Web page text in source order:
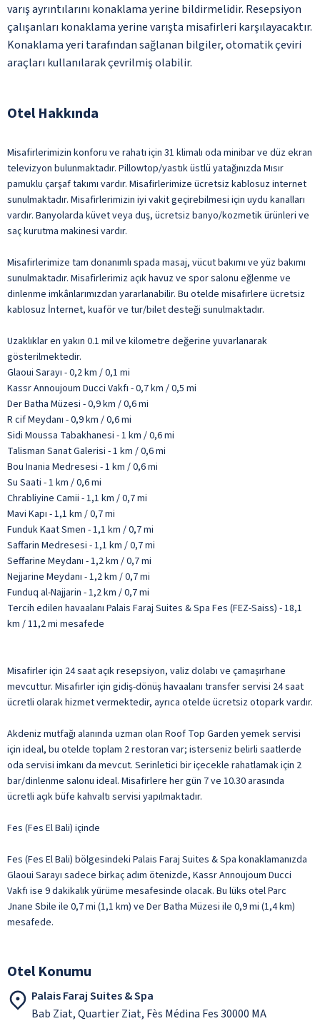
varış ayrıntılarını konaklama yerine bildirmelidir. Resepsiyon
çalışanları konaklama yerine varışta misafirleri karşılayacaktır.
Konaklama yeri tarafından sağlanan bilgiler, otomatik çeviri
araçları kullanılarak çevrilmiş olabilir.
Otel Hakkında
Misafirlerimizin konforu ve rahatı için 31 klimalı oda minibar ve düz ekran
televizyon bulunmaktadır. Pillowtop/yastık üstlü yatağınızda Mısır
pamuklu çarşaf takımı vardır. Misafirlerimize ücretsiz kablosuz internet
sunulmaktadır. Misafirlerimizin iyi vakit geçirebilmesi için uydu kanalları
vardır. Banyolarda küvet veya duş, ücretsiz banyo/kozmetik ürünleri ve
saç kurutma makinesi vardır.
Misafirlerimize tam donanımlı spada masaj, vücut bakımı ve yüz bakımı
sunulmaktadır. Misafirlerimiz açık havuz ve spor salonu eğlenme ve
dinlenme imkânlarımızdan yararlanabilir. Bu otelde misafirlere ücretsiz
kablosuz İnternet, kuaför ve tur/bilet desteği sunulmaktadır.
Uzaklıklar en yakın 0.1 mil ve kilometre değerine yuvarlanarak
gösterilmektedir.
Glaoui Sarayı - 0,2 km / 0,1 mi
Kassr Annoujoum Ducci Vakfı - 0,7 km / 0,5 mi
Der Batha Müzesi - 0,9 km / 0,6 mi
R cif Meydanı - 0,9 km / 0,6 mi
Sidi Moussa Tabakhanesi - 1 km / 0,6 mi
Talisman Sanat Galerisi - 1 km / 0,6 mi
Bou Inania Medresesi - 1 km / 0,6 mi
Su Saati - 1 km / 0,6 mi
Chrabliyine Camii - 1,1 km / 0,7 mi
Mavi Kapı - 1,1 km / 0,7 mi
Funduk Kaat Smen - 1,1 km / 0,7 mi
Saffarin Medresesi - 1,1 km / 0,7 mi
Seffarine Meydanı - 1,2 km / 0,7 mi
Nejjarine Meydanı - 1,2 km / 0,7 mi
Funduq al-Najjarin - 1,2 km / 0,7 mi
Tercih edilen havaalanı Palais Faraj Suites & Spa Fes (FEZ-Saiss) - 18,1
km / 11,2 mi mesafede
Misafirler için 24 saat açık resepsiyon, valiz dolabı ve çamaşırhane
mevcuttur. Misafirler için gidiş-dönüş havaalanı transfer servisi 24 saat
ücretli olarak hizmet vermektedir, ayrıca otelde ücretsiz otopark vardır.
Akdeniz mutfağı alanında uzman olan Roof Top Garden yemek servisi
için ideal, bu otelde toplam 2 restoran var; isterseniz belirli saatlerde
oda servisi imkanı da mevcut. Serinletici bir içecekle rahatlamak için 2
bar/dinlenme salonu ideal. Misafirlere her gün 7 ve 10.30 arasında
ücretli açık büfe kahvaltı servisi yapılmaktadır.
Fes (Fes El Bali) içinde
Fes (Fes El Bali) bölgesindeki Palais Faraj Suites & Spa konaklamanızda
Glaoui Sarayı sadece birkaç adım ötenizde, Kassr Annoujoum Ducci
Vakfı ise 9 dakikalık yürüme mesafesinde olacak. Bu lüks otel Parc
Jnane Sbile ile 0,7 mi (1,1 km) ve Der Batha Müzesi ile 0,9 mi (1,4 km)
mesafede.
Otel Konumu
Palais Faraj Suites & Spa
Bab Ziat, Quartier Ziat, Fès Médina Fes 30000 MA